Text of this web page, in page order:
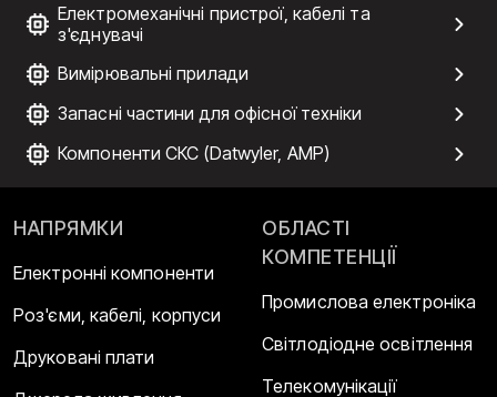
Електромеханічні пристрої, кабелі та
з'єднувачі
Вимірювальні прилади
Запасні частини для офісної техніки
Компоненти СКС (Datwyler, AMP)
НАПРЯМКИ
Електронні компоненти
Роз'єми, кабелі, корпуси
Друковані плати
ОБЛАСТІ
КОМПЕТЕНЦІЇ
Промислова електроніка
Світлодіодне освітлення
Телекомунікації